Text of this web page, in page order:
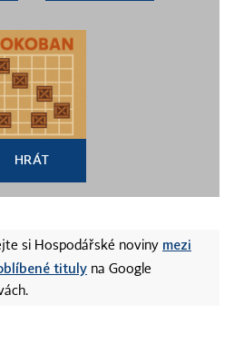
HRÁT
si Hospodářské noviny mezi
tituly na Google